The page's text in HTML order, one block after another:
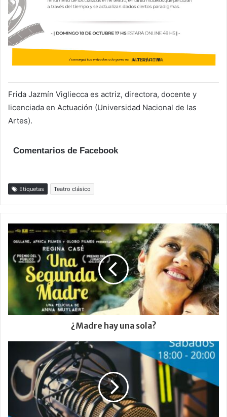
Frida Jazmín Vigliecca es actriz, directora, docente y
licenciada en Actuación (Universidad Nacional de las
Artes).
Comentarios de Facebook
Etiquetas Teatro clásico
¿Madre hay una sola?